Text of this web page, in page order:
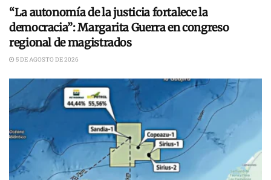
“La autonomía de la justicia fortalece la
democracia”: Margarita Guerra en congreso
regional de magistrados
5 DE AGOSTO DE 2026